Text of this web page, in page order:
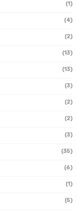
(1)
(4)
(2)
(13)
(13)
(3)
(2)
(2)
(3)
(35)
(6)
(1)
(5)